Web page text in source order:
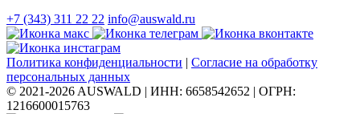
+7 (343) 311 22 22 info@auswald.ru
Политика конфиденциальности | Согласие на обработку
персональных данных
© 2021-2026 AUSWALD | ИНН: 6658542652 | ОГРН:
1216600015763